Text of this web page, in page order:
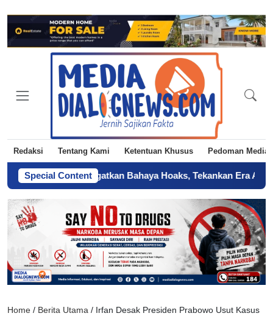
Redaksi Tentang Kami Ketentuan Khusus Pedoman Media
Special Content
Jakarta Ingatkan Bahaya Hoaks, Tekankan Era AI- Sertifikat
Home / Berita Utama / Irfan Desak Presiden Prabowo Usut Kasus